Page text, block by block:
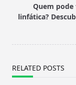
text">Page</
Quem pode
linfática?
RELATED POSTS